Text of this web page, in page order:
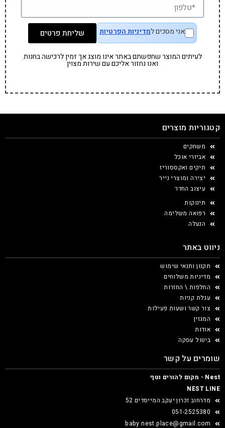
אני מסכים למדיניות הפרטיות שליחת פרטים
לעיתים המוצר שחפשתם באתר אינו מוצג אך זמין לרכישה בחנות
ואנו נחזור אליכם עם שירות מצוין
קטגוריות מוצרים
משחקים
אביזרי אוכל
תיקים ואקססוריז
יצירה ומוצרי נייר
עיצוב החדר
תינוקות
רפואה משלימה
הנעלה
ניווט באתר
תקנון ותנאי שימוש
מדיניות משלוחים
החלפות \ החזרות
עגלת קניות
צור קשר ושעות פעילות
המגזין
אודות
ביטול עסקה
שומרים על קשר
Nest - מקום להורים וטף
NEST LINE
מדרחוב זכרון יעקב המייסדים 52
051-2525380
baby.nest.place@gmail.com